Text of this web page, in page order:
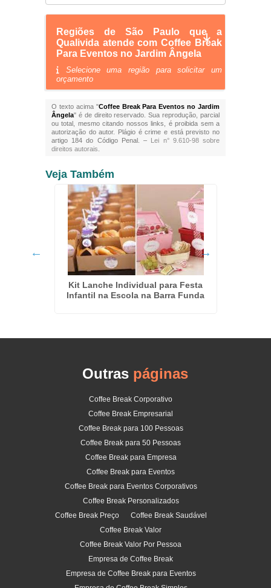
Regiões de São Paulo que a
Qualivida atende com Coffee Break
Para Eventos no Jardim Ângela
Selecione uma região para solicitar um
orçamento
O texto acima "Coffee Break Para Eventos no Jardim
Ângela" é de direito reservado. Sua reprodução, parcial
ou total, mesmo citando nossos links, é proibida sem a
autorização do autor. Plágio é crime e está previsto no
artigo 184 do Código Penal. – Lei n° 9.610-98 sobre
direitos autorais
Veja Também
Kit Lanche Individual para Festa
Infantil na Escola na Barra Funda
Outras páginas
Coffee Break Corporativo
Coffee Break Empresarial
Coffee Break para 100 Pessoas
Coffee Break para 50 Pessoas
Coffee Break para Empresa
Coffee Break para Eventos
Coffee Break para Eventos Corporativos
Coffee Break Personalizados
Coffee Break Preço
Coffee Break Saudável
Coffee Break Valor
Coffee Break Valor Por Pessoa
Empresa de Coffee Break
Empresa de Coffee Break para Eventos